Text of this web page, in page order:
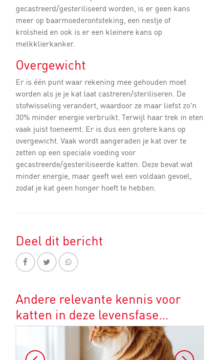
gecastreerd/gesteriliseerd worden, is er geen kans
meer op baarmoederontsteking, een nestje of
krolsheid en ook is er een kleinere kans op
melkklierkanker.
Overgewicht
Er is één punt waar rekening mee gehouden moet
worden als je je kat laat castreren/steriliseren. De
stofwisseling verandert, waardoor ze maar liefst zo'n
30% minder energie verbruikt. Terwijl haar trek in eten
vaak juist toeneemt. Er is dus een grotere kans op
overgewicht. Vaak wordt aangeraden je kat over te
zetten op een speciale voeding voor
gecastreerde/gesteriliseerde katten. Deze bevat wat
minder energie, maar geeft wel een voldaan gevoel,
zodat je kat geen honger hoeft te hebben.
Deel dit bericht
Andere relevante kennis voor
katten in deze levensfase…